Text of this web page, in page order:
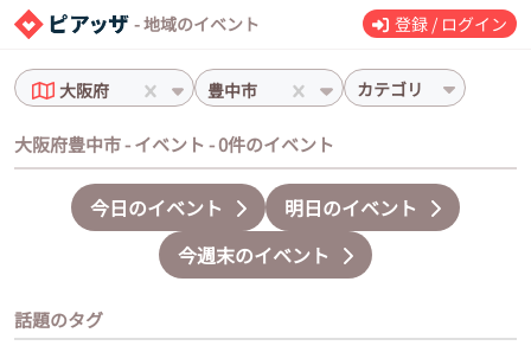
- 地域のイベント 登録 / ログイン
大阪府 豊中市 カテゴリ
大阪府豊中市 - イベント - 0件のイベント
今日のイベント
明日のイベント
今週末のイベント
話題のタグ